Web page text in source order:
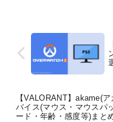
【VALORANT】akame(
バイス(マウス・マウスパ
ード・年齢・感度等)まと